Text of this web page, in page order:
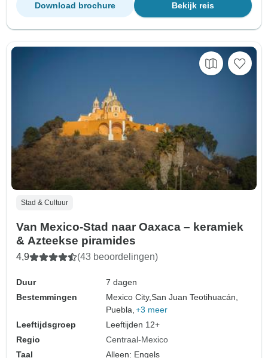
Bekijk reis
Download brochure
Stad & Cultuur
Van Mexico-Stad naar Oaxaca – keramiek
& Azteekse piramides
4,9 (43 beoordelingen)
Duur
7 dagen
Bestemmingen
Mexico City,San Juan Teotihuacán,
Puebla, +3 meer
Leeftijdsgroep
Leeftijden 12+
Regio
Centraal-Mexico
Taal
Alleen: Engels